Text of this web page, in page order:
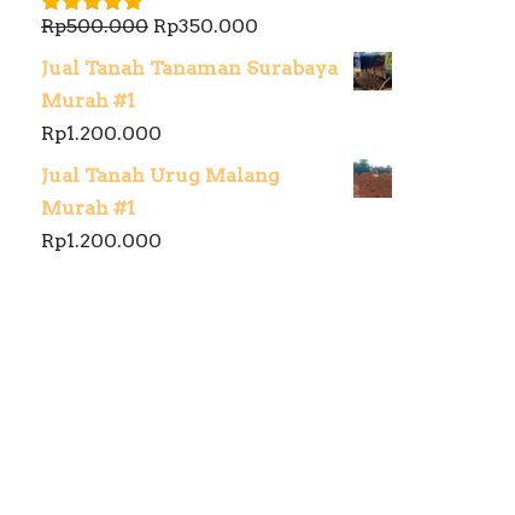
Dinilai5.00
Rp500.000 Rp350.000
Jual Tanah Tanaman Surabaya
Murah #1
Rp1.200.000
Jual Tanah Urug Malang
Murah #1
Rp1.200.000